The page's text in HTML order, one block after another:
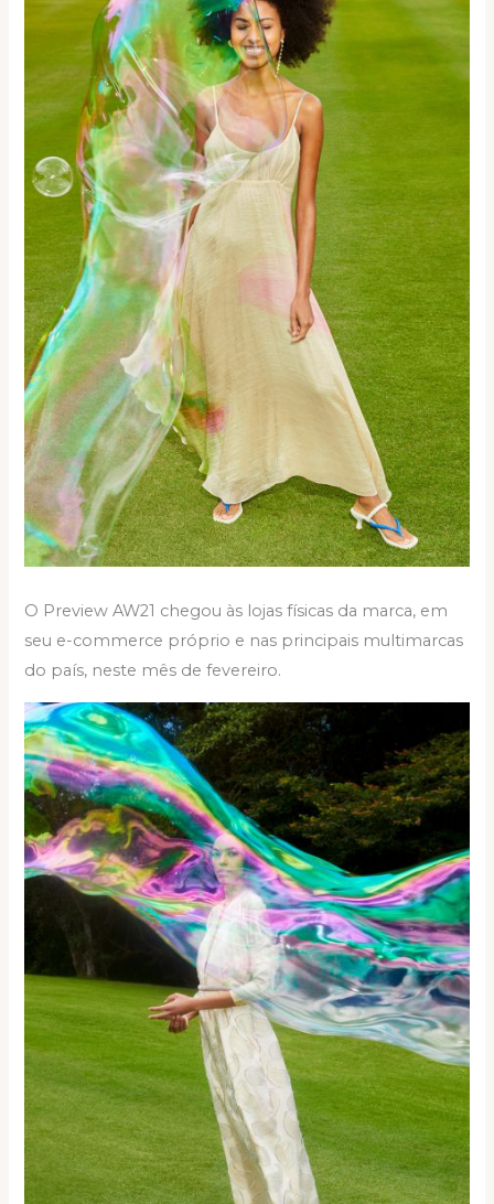
O Preview AW21 chegou às lojas físicas da marca, em
seu e-commerce próprio e nas principais multimarcas
do país, neste mês de fevereiro.